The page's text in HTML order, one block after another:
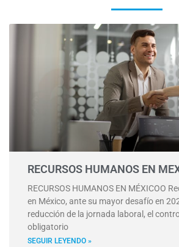
RECURSOS HUMANOS EN
RECURSOS HUMANOS EN MÉXICOO
en México, ante su mayor desafío en
reducción de la jornada laboral, el
obligatorio
SEGUIR LEYENDO »